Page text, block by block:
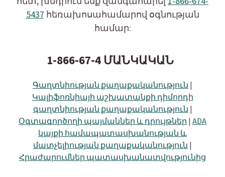
5437 հեռախոսահամարով օգնության
համար:
1-866-67-4 ՄԱՆԿԱԿԱՆ
Գաղտնիության քաղաքականություն |
Կալիֆոռնիայի աշխատանքի դիմորդի
գաղտնիության քաղաքականություն |
Օգտագործողի պայմաններ և դրույթներ | ADA
կայքի համապատասխանության և
մատչելիության քաղաքականություն |
Հրաժարումներ պատասխանատվությունից